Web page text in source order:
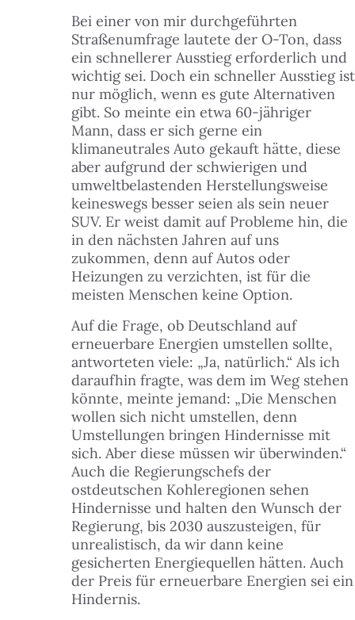
Bei einer von mir durchgeführten
Straßenumfrage lautete der O-Ton, dass
ein schnellerer Ausstieg erforderlich und
wichtig sei. Doch ein schneller Ausstieg ist
nur möglich, wenn es gute Alternativen
gibt. So meinte ein etwa 60-jähriger
Mann, dass er sich gerne ein
klimaneutrales Auto gekauft hätte, diese
aber aufgrund der schwierigen und
umweltbelastenden Herstellungsweise
keineswegs besser seien als sein neuer
SUV. Er weist damit auf Probleme hin, die
in den nächsten Jahren auf uns
zukommen, denn auf Autos oder
Heizungen zu verzichten, ist für die
meisten Menschen keine Option.
Auf die Frage, ob Deutschland auf
erneuerbare Energien umstellen sollte,
antworteten viele: „Ja, natürlich.“ Als ich
daraufhin fragte, was dem im Weg stehen
könnte, meinte jemand: „Die Menschen
wollen sich nicht umstellen, denn
Umstellungen bringen Hindernisse mit
sich. Aber diese müssen wir überwinden.“
Auch die Regierungschefs der
ostdeutschen Kohleregionen sehen
Hindernisse und halten den Wunsch der
Regierung, bis 2030 auszusteigen, für
unrealistisch, da wir dann keine
gesicherten Energiequellen hätten. Auch
der Preis für erneuerbare Energien sei ein
Hindernis.